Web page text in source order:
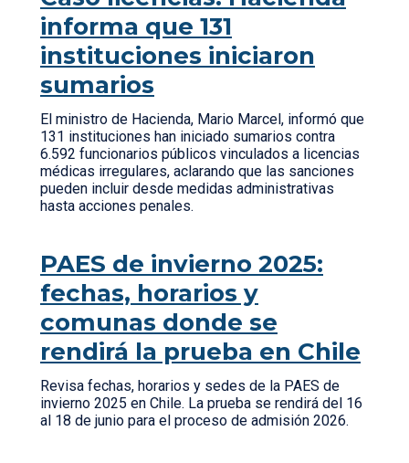
informa que 131
instituciones iniciaron
sumarios
El ministro de Hacienda, Mario Marcel, informó que
131 instituciones han iniciado sumarios contra
6.592 funcionarios públicos vinculados a licencias
médicas irregulares, aclarando que las sanciones
pueden incluir desde medidas administrativas
hasta acciones penales.
PAES de invierno 2025:
fechas, horarios y
comunas donde se
rendirá la prueba en Chile
Revisa fechas, horarios y sedes de la PAES de
invierno 2025 en Chile. La prueba se rendirá del 16
al 18 de junio para el proceso de admisión 2026.